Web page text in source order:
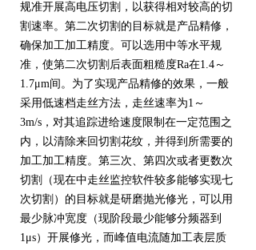
规准开展高电压切割，以获得相对较高的切
割速率。第二次切割的目标就是产品精修，
确保加工加工精度。可以选用中等水平规
准，使第二次切割后表面粗糙度Ra在1.4～
1.7μm间。为了实现产品精修的效果，一般
采用低速档走丝方法，走丝速率为1～
3m/s，对其追踪进给速度限制在一定范围之
内，以清除来回切割花纹，并得到所需要的
加工加工精度。第三次、第四次或者更数次
切割（现在中走丝监控软件较多能够实现七
次切割）的目标就是研磨抛光修光，可以用
最少脉冲宽度（现阶段最少能够分频器到
1μs）开展修光，而峰值电流随加工表层质